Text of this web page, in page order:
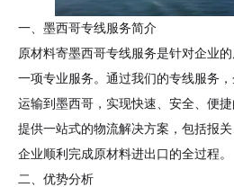
一、墨西哥专线服务简介
原材料寄墨西哥专线服务是针对企业
一项专业服务。通过我们的专线服务
运输到墨西哥，实现快速、安全、便
提供一站式的物流解决方案，包括报
企业顺利完成原材料进出口的全过程。
二、优势分析